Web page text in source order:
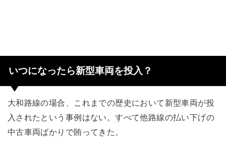
いつになったら新型車両を投入？
大和路線の場合、これまでの歴史において新型車両が投
入されたという事例はない。すべて他路線の払い下げの
中古車両ばかりで賄ってきた。